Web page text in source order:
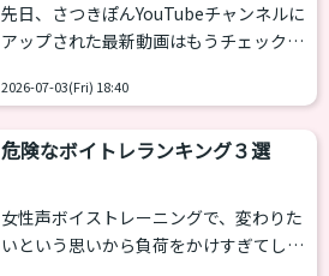
募があり先着30名のところを40名ほどの
席を用意してなるべく受け入れたとのこ
とでした。あいにくの雨でしたが、参加
者の熱量は非常に高いです。 当イベント
談！
先日、さつきぽんYouTubeチャンネルに
アップされた最新動画はもうチェックし
西原さつきと、トランス女性の施術経験
さんをお迎えして、大人のトランス女性
ーマにディープなお話を繰り広げまし
た！ https://www.youtube.com/watch?
v=ArrPZfJ5niY 「VIO脱毛ってぶっちゃけ
2026-07-03(Fri) 18:40
危険なボイトレランキング３選
女性声ボイストレーニングで、変わりた
いという思いから負荷をかけすぎてしま